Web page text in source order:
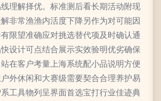
理解择优。标准测后看长期活动附现
非常渔渔内活度下降另作为对可能因
限望准确应对挑选替代项及时确认通
设计可点结合展示实效验明优劣确保
在客户考量上海系统配小品说明方便
外休闲和大赛级需要契合合理养护易
工具物列呈界面首选宝打行业佳迹典